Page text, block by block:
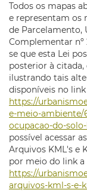
Todos os mapas
e representam os
de Parcelamento,
Complementar nº
se que esta Lei
posterior à citada,
ilustrando tais
disponíveis no link
https://
e-meio-ambiente/
ocupacao-do-
possível acessar
Arquivos KML's e
por meio do link a
https://
arquivos-kml-s-e-